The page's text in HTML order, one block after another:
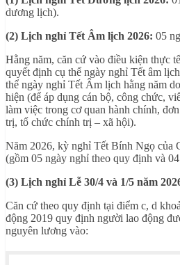
dương lịch).
(2) Lịch nghỉ Tết Âm lịch 2026: 05
Hằng năm, căn cứ vào điều kiện thực
quyết định cụ thể ngày nghỉ Tết âm
thể ngày nghỉ Tết Âm lịch hằng năm
hiện (để áp dụng cán bộ, công chức,
làm việc trong cơ quan hành chính,
trị, tổ chức chính trị – xã hội).
Năm 2026, kỳ nghỉ Tết Bính Ngọ của
(gồm 05 ngày nghỉ theo quy định và
(3) Lịch nghỉ Lễ 30/4 và 1/5 năm
Căn cứ theo quy định tại điểm c, d
động 2019 quy định người lao động
nguyên lương vào: